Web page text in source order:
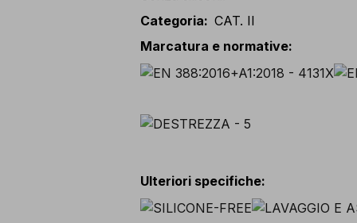
Categoria: CAT. II
Marcatura e normative:
Ulteriori specifiche: